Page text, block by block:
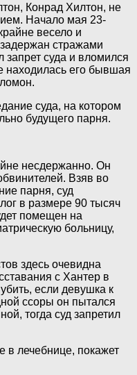
Конрад Хилтон, не
Начало мая 23-
весело и
стражами
запрет суда и вломился
находилась его бывшая
суда, на котором
будущего парня.
несдержанно. Он
Взяв во
парня, суд
в размере 90 тысяч
помещен на
больницу,
здесь очевидна
с Хантер в
если девушка к
ссоры он пытался
тогда суд запретил
в лечебнице, покажет